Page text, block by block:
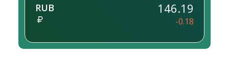
RUB 146.19
-0.18